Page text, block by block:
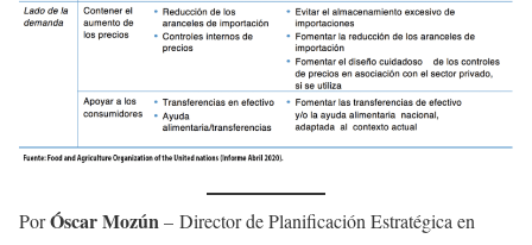
PorÓscar Mozún– Director de Planificación Estratégica en